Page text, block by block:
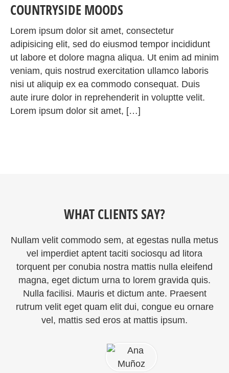
COUNTRYSIDE MOODS
Lorem ipsum dolor sit amet, consectetur
adipisicing elit, sed do eiusmod tempor incididunt
ut labore et dolore magna aliqua. Ut enim ad minim
veniam, quis nostrud exercitation ullamco laboris
nisi ut aliquip ex ea commodo consequat. Duis
aute irure dolor in reprehenderit in voluptte velit.
Lorem ipsum dolor sit amet, […]
WHAT CLIENTS SAY?
Nullam velit commodo sem, at egestas nulla metus
vel imperdiet aptent taciti sociosqu ad litora
torquent per conubia nostra mattis nulla eleifend
magna, eget dictum urna to lorem gravida quis.
Nulla facilisi. Mauris et dictum ante. Praesent
rutrum velit eget quam elit dui, congue eu ornare
vel, mattis sed eros at mattis ipsum.